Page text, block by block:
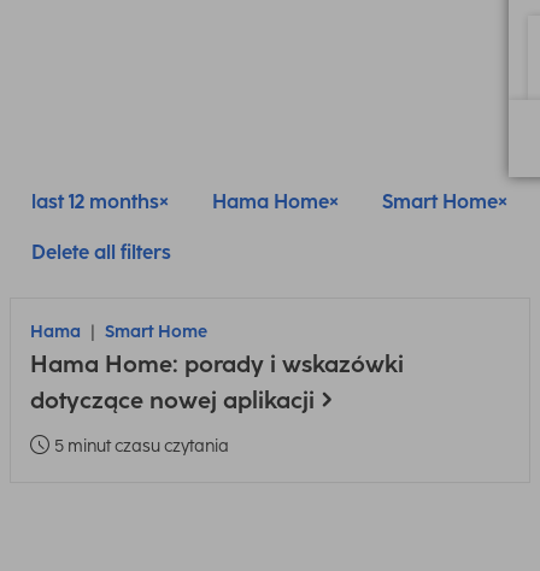
last 12 months Hama Home Smart Home
Delete all filters
Hama Smart Home
Hama Home: porady i wskazówki
dotyczące nowej aplikacji
5 minut czasu czytania